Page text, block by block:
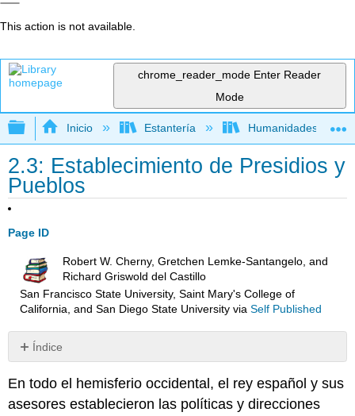
This action is not available.
chrome_reader_mode Enter Reader
Mode
Expandir/contraer jerarquía global
Inicio Estantería Humanidades
2.3: Establecimiento de Presidios y
Pueblos
Page ID
Robert W. Cherny, Gretchen Lemke-Santangelo, and
Richard Griswold del Castillo
San Francisco State University, Saint Mary's College of
California, and San Diego State Universityvia Self Published
Índice
Sin
En todo el hemisferio occidental, el rey español y sus
asesores establecieron las políticas y direcciones